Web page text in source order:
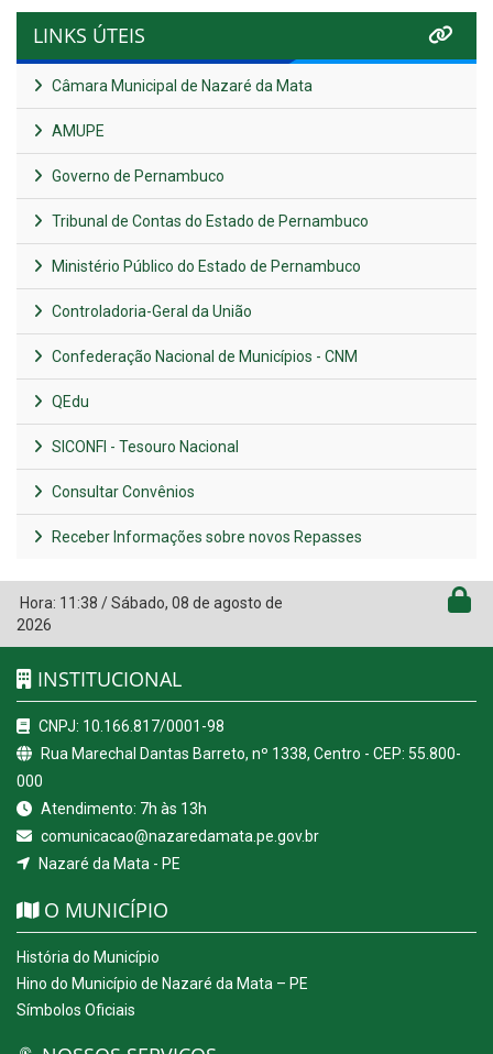
LINKS ÚTEIS
Câmara Municipal de Nazaré da Mata
AMUPE
Governo de Pernambuco
Tribunal de Contas do Estado de Pernambuco
Ministério Público do Estado de Pernambuco
Controladoria-Geral da União
Confederação Nacional de Municípios - CNM
QEdu
SICONFI - Tesouro Nacional
Consultar Convênios
Receber Informações sobre novos Repasses
Hora: 11:38 /Sábado, 08 de agosto de
2026
INSTITUCIONAL
CNPJ: 10.166.817/0001-98
Rua Marechal Dantas Barreto, nº 1338, Centro - CEP: 55.800-
000
Atendimento: 7h às 13h
comunicacao@nazaredamata.pe.gov.br
Nazaré da Mata - PE
O MUNICÍPIO
História do Município
Hino do Município de Nazaré da Mata – PE
Símbolos Oficiais